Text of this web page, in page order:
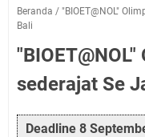
Beranda / "BIOET@NOL"
Bali
sederajat Se
Deadline 8